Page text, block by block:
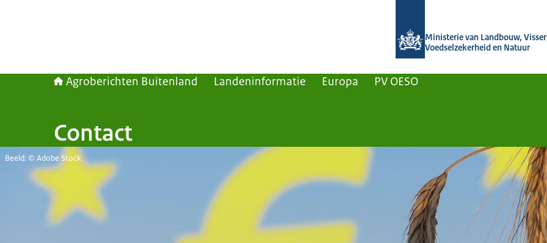
Ministerie van Landbouw,
Voedselzekerheid en Natuur
Agroberichten Buitenland Landeninformatie Europa PV OESO
Contact
Beeld: © Adobe Stock